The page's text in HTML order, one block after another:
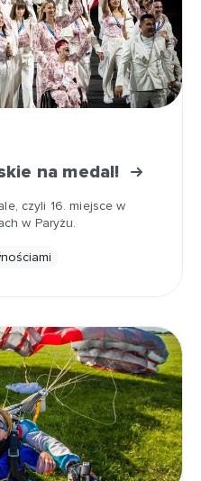
na medal!
czyli 16. miejsce w
w Paryżu.